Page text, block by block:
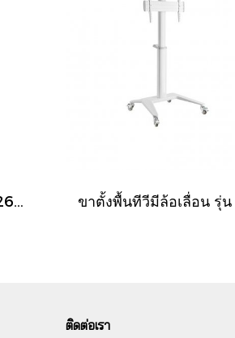
ติดต่อเรา